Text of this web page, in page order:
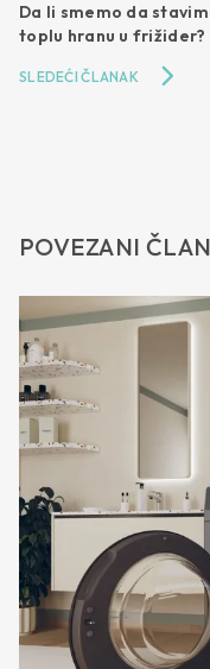
POVEZANI
Da li smemo da
toplu hranu u frižider?
SLEDEĆI ČLANAK